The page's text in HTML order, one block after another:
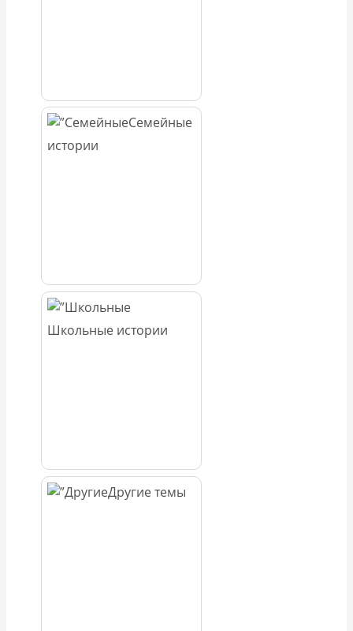
Семейные
истории
Школьные истории
Другие темы